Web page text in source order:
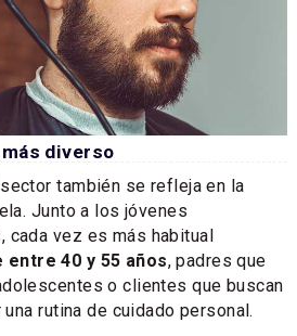
diverso
también se refleja en la
Junto a los jóvenes
cada vez es más habitual
entre 40 y 55 años, padres que
o clientes que buscan
rutina de cuidado personal.